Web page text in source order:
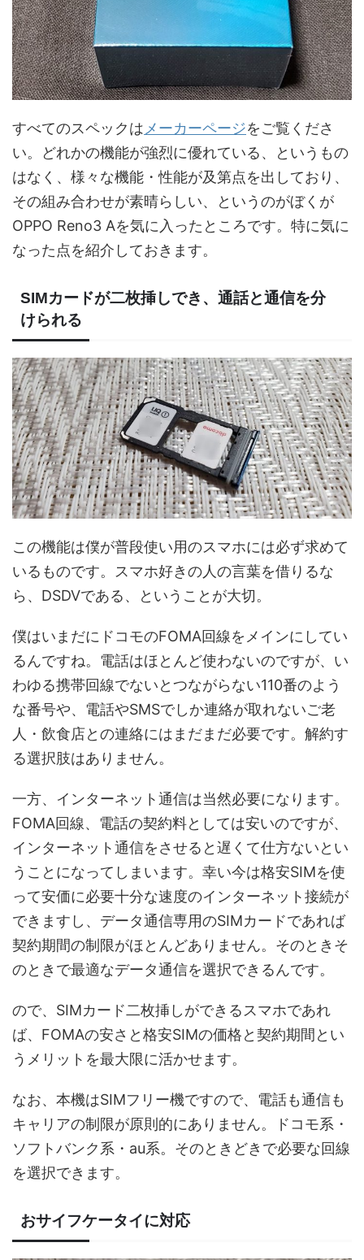
すべてのスペックは メーカーページをご覧くださ
い。どれかの機能が強烈に優れている、というもの
はなく、様々な機能・性能が及第点を出しており、
その組み合わせが素晴らしい、というのがぼくが
OPPO Reno3 Aを気に入ったところです。特に気に
なった点を紹介しておきます。
SIMカードが二枚挿しでき、通話と通信を分
けられる
この機能は僕が普段使い用のスマホには必ず求めて
いるものです。スマホ好きの人の言葉を借りるな
ら、DSDVである、ということが大切。
僕はいまだにドコモのFOMA回線をメインにしてい
るんですね。電話はほとんど使わないのですが、い
わゆる携帯回線でないとつながらない110番のよう
な番号や、電話やSMSでしか連絡が取れないご老
人・飲食店との連絡にはまだまだ必要です。解約す
る選択肢はありません。
一方、インターネット通信は当然必要になります。
FOMA回線、電話の契約料としては安いのですが、
インターネット通信をさせると遅くて仕方ないとい
うことになってしまいます。幸い今は格安SIMを使
って安価に必要十分な速度のインターネット接続が
できますし、データ通信専用のSIMカードであれば
契約期間の制限がほとんどありません。そのときそ
のときで最適なデータ通信を選択できるんです。
ので、SIMカード二枚挿しができるスマホであれ
ば、FOMAの安さと格安SIMの価格と契約期間とい
うメリットを最大限に活かせます。
なお、本機はSIMフリー機ですので、電話も通信も
キャリアの制限が原則的にありません。ドコモ系・
ソフトバンク系・au系。そのときどきで必要な回線
を選択できます。
おサイフケータイに対応